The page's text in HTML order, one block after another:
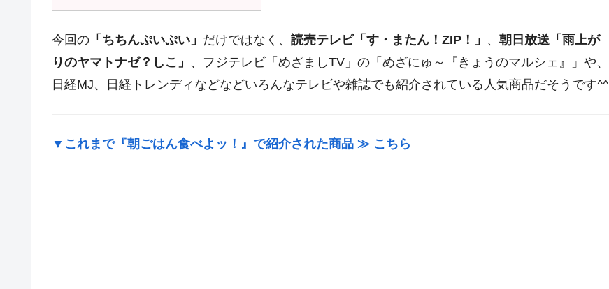
今回の 「ちちんぷいぷい」 だけではなく、 読売テレビ「す・またん！ZIP！」 、 朝日放送「雨上が
りのヤマトナゼ？しこ」 、フジテレビ「めざましTV」の「めざにゅ～『きょうのマルシェ』」や、
日経MJ、日経トレンディなどなどいろんなテレビや雑誌でも紹介されている人気商品だそうです^^
▼これまで『朝ごはん食べよッ！』で紹介された商品 ≫ こちら